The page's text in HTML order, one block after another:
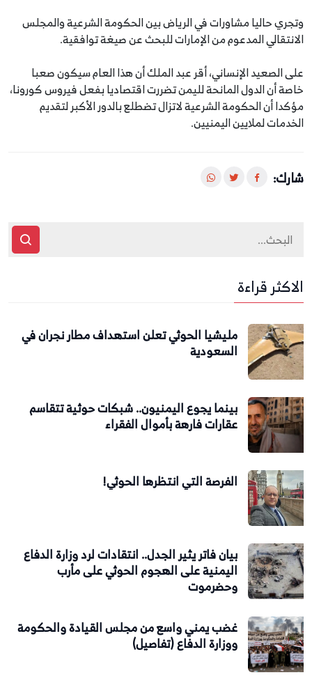
وتجري حاليا مشاورات في الرياض بين الحكومة الشرعية والمجلس
الانتقالي المدعوم من الإمارات للبحث عن صيغة توافقية.
على الصعيد الإنساني، أقر عبد الملك أن هذا العام سيكون صعبا
خاصة أن الدول المانحة لليمن تضررت اقتصاديا بفعل فيروس كورونا،
مؤكدا أن الحكومة الشرعية لاتزال تضطلع بالدور الأكبر لتقديم
الخدمات لملايين اليمنيين.
شارك:
الاكثر قراءة
مليشيا الحوثي تعلن استهداف مطار نجران في
السعودية
بينما يجوع اليمنيون.. شبكات حوثية تتقاسم
عقارات فارهة بأموال الفقراء
الفرصة التي انتظرها الحوثي!
بيان فاتر يثير الجدل.. انتقادات لرد وزارة الدفاع
اليمنية على الهجوم الحوثي على مأرب
وحضرموت
غضب يمني واسع من مجلس القيادة والحكومة
ووزارة الدفاع (تفاصيل)